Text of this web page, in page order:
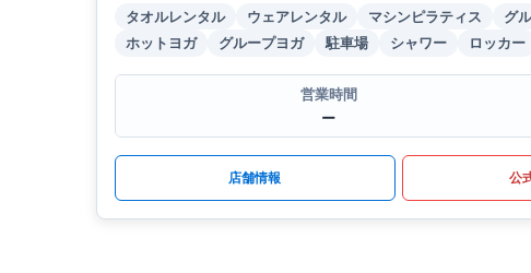
タオルレンタル ウェアレンタル マシンピラティス
グ
ホットヨガ
グループヨガ 駐車場 シャワー ロッカー
営業時間
ー
店舗情報 公